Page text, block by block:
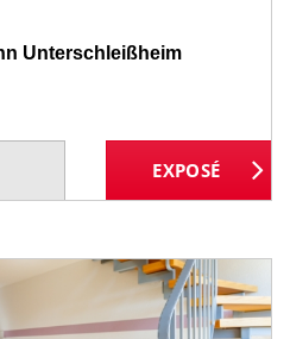
Unterschleißheim